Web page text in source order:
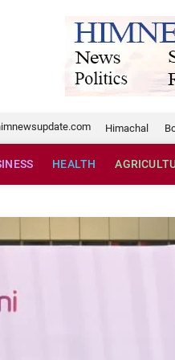
Himachal
HEALTH